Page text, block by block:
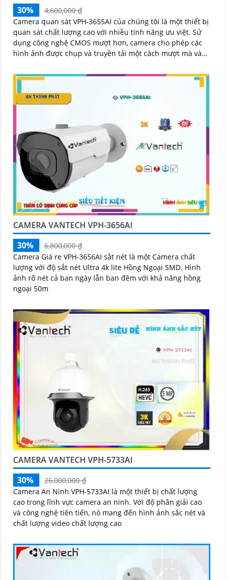
30%
4,600,000 ₫
Camera quan sát VPH-3655AI của chúng tôi là một thiết bị
quan sát chất lượng cao với nhiều tính năng ưu việt. Sử
dụng công nghệ CMOS mượt hơn, camera cho phép các
hình ảnh được chụp và truyền tải một cách mượt mà và
CAMERA VANTECH VPH-3656AI
30%
6,800,000 ₫
Camera Giá re VPH-3656AI sắt nét là một Camera chất
lượng với độ sắt nét Ultra 4k lite Hồng Ngoại SMD. Hình
ảnh rõ nét cả ban ngày lẫn ban đêm với khả năng hồng
ngoại 50m
CAMERA VANTECH VPH-5733AI
30%
26,000,000 ₫
Camera An Ninh VPH-5733AI là một thiết bị chất lượng
cao trong lĩnh vực camera an ninh. Với độ phân giải cao
và công nghệ tiên tiến, nó mang đến hình ảnh sắc nét và
chất lượng video chất lượng cao